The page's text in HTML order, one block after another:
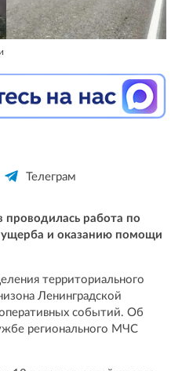
Телеграм
работа по
и оказанию помощи
территориального
Ленинградской
событий. Об
регионального МЧС